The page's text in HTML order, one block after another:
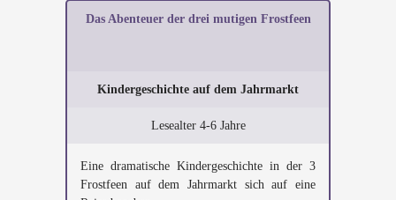
Das Abenteuer der drei mutigen Frostfeen
Kindergeschichte auf dem Jahrmarkt
Lesealter 4-6 Jahre
Eine dramatische Kindergeschichte in der 3
Frostfeen auf dem Jahrmarkt sich auf eine